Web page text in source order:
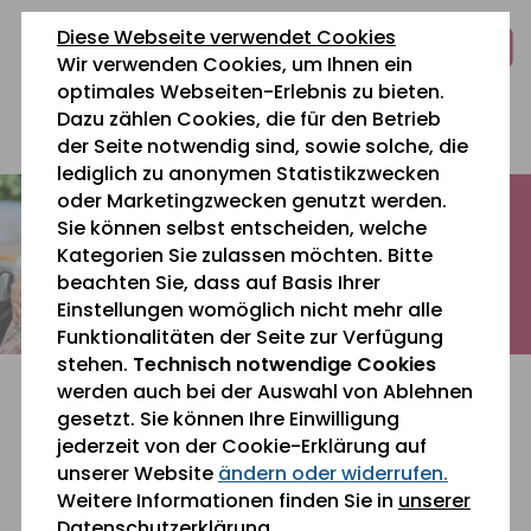
Diese Webseite verwendet Cookies
Wir verwenden Cookies, um Ihnen ein
optimales Webseiten-Erlebnis zu bieten.
Dazu zählen Cookies, die für den Betrieb
der Seite notwendig sind, sowie solche, die
lediglich zu anonymen Statistikzwecken
oder Marketingzwecken genutzt werden.
Sie können selbst entscheiden, welche
Kategorien Sie zulassen möchten. Bitte
beachten Sie, dass auf Basis Ihrer
Einstellungen womöglich nicht mehr alle
Funktionalitäten der Seite zur Verfügung
stehen. Technisch notwendige Cookies
werden auch bei der Auswahl von Ablehnen
gesetzt. Sie können Ihre Einwilligung
jederzeit von der Cookie-Erklärung auf
unserer Website ändern oder widerrufen.
Weitere Informationen finden Sie in unserer
zum
Inhalt
springen
zur
Navigation
springen
zum
Fußbereich
springen
0 26 42 40 60
Sie befinden sich gerade hier:Aktuelles